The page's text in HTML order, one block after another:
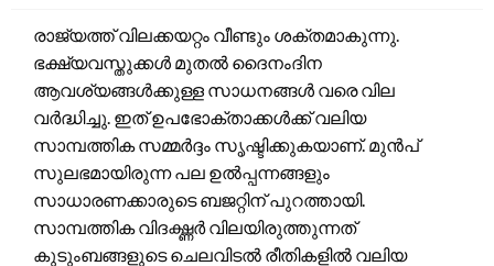
രാജ്യത്ത് വിലക്കയറ്റം വീണ്ടും ശക്തമാകുന്നു.
ഭക്ഷ്യവസ്തുക്കൾ മുതൽ ദൈനംദിന
ആവശ്യങ്ങൾക്കുള്ള സാധനങ്ങൾ വരെ വില
വർദ്ധിച്ചു. ഇത് ഉപഭോക്താക്കൾക്ക് വലിയ
സാമ്പത്തിക സമ്മർദ്ദം സൃഷ്ടിക്കുകയാണ്. മുൻപ്
സുലഭമായിരുന്ന പല ഉൽപ്പന്നങ്ങളും
സാധാരണക്കാരുടെ ബജറ്റിന് പുറത്തായി.
സാമ്പത്തിക വിദഗ്ദ്ധർ വിലയിരുത്തുന്നത്
കുടുംബങ്ങളുടെ ചെലവിടൽ രീതികളിൽ വലിയ